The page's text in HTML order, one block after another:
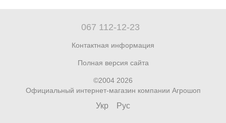
067 112-12-23
Контактная информация
Полная версия сайта
©2004 2026
Официальный интернет-магазин компании Агрошоп
Укр Рус